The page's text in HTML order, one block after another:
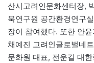
산시고려인문화센터장,
북연구원 공간환경연구
장이 참여했다. 또한 안
채예진 고려인글로벌네
문화원 대표, 전운길 대